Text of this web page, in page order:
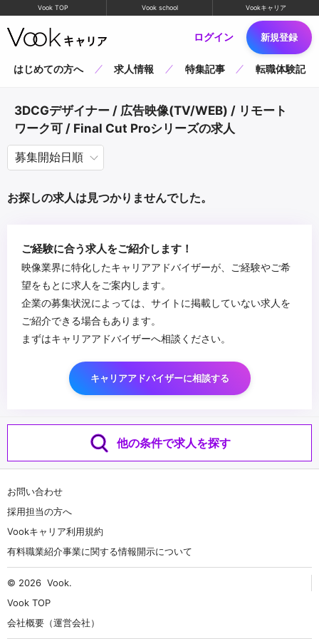
Vook TOP Vook school Vookキャリア
ログイン 新規登録
はじめての方へ 求人情報 特集記事 転職体験記
3DCGデザイナー / 広告映像(TV/WEB) / リモート
ワーク可 / Final Cut Proシリーズの求人
お探しの求人は見つかりませんでした。
ご経験に合う求人をご紹介します！
映像業界に特化したキャリアアドバイザーが、ご経験やご希
望をもとに求人をご案内します。
企業の募集状況によっては、サイトに掲載していない求人を
ご紹介できる場合もあります。
まずはキャリアアドバイザーへ相談ください。
キャリアアドバイザーに相談する
他の条件で求人を探す
お問い合わせ
採用担当の方へ
Vookキャリア利用規約
有料職業紹介事業に関する情報開示について
© 2026 Vook.
Vook TOP
会社概要（運営会社）